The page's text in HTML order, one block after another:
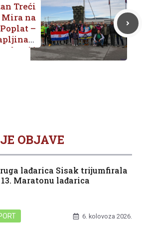
Treći
na
–
–
OBJAVE
lađarica Sisak trijumfirala
Maratonu lađarica
6. kolovoza 2026.